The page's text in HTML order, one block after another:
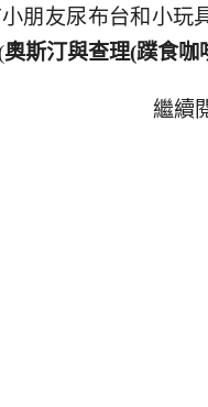
朋友尿布台和小玩
奧斯汀與查理(蹼食咖
繼續